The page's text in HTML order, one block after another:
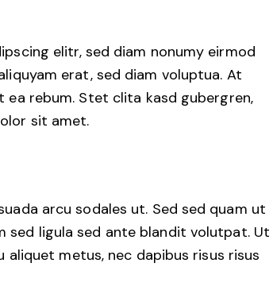
elitr, sed diam nonumy eirmod
erat, sed diam voluptua. At
rebum. Stet clita kasd gubergren,
sit amet.
arcu sodales ut. Sed sed quam ut
sed ligula sed ante blandit volutpat. Ut
metus, nec dapibus risus risus